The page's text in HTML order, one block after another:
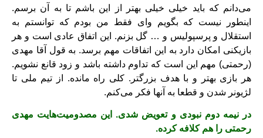
می‌دانم که باید خیلی خیلی بهتر از این باشم تا به آن برسم.
اینطور نیست که بگویم وای فقط من بودم که توانستم به
استقلال و پرسپولیس و … گل بزنم. این اتفاق عادی است و هر
بازیکنی امکان دارد به این اتفاقات مهم برسد. به قول آقا مهدی
(رحمتی) مهم این است که تداوم داشته باشد و زود قانع نشویم.
هر بازی بهتر و با هدف بزرگتر. کلی راه مانده. از تیم ملی تا
لژیونر شدن و قطعا به آنها فکر می‌کنم.
در نیمه دوم نبودی و تعویض شدی. این مصدومیت‌هایت مهدی
رحمتی را هم کلافه کرده.